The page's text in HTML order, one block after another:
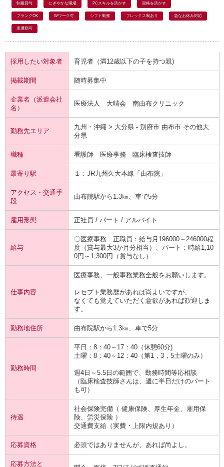
制服貸与 にぎやかな職場 PCスキルを活かす 資格を活かす
ブランクOK Wワーク可 シフト勤務 フレックス制あり 急なお休み対応
車通勤可
採用したい対象者 育児者（満12歳以下の子を持つ親)
掲載期間 随時募集中
企業名（派遣会社
名）
医療法人 大晴会 南由布クリニック
勤務先エリア
九州・沖縄 > 大分県 - 別府市 由布市 その他大
分県
職種 看護師 医療事務 臨床検査技師
最寄り駅 １：JR九州 久大本線 「由布院」
アクセス・交通手
段
由布院駅から1.3㎞、車で5分
雇用形態 正社員 / パート / アルバイト
給与
〇医療事務 正職員：給与月196000～246000程
度（賞与最大3か月分相当）、パート：時給1,10
0円～1,300円（賞与なし）
仕事内容
医療事務、一般事務業務全般をお願いします。
レセプト業務歴があれば尚よいですが、
なくても覚えていただく意欲があれば歓迎しま
す。
勤務地住所 由布院駅から1.3㎞、車で5分
勤務時間
平日：8：40～17：40（休憩60分)
土曜：8：40～12：40（第1，3，5土曜のみ）
週4日～5.5日の範囲で、勤務時間等応相談
（臨床検査技師さんは、週に半日だけのパート
も可）
待遇
社会保険完備（ 健康保険、厚生年金、雇用保
険、労災保険 ）
交通費支給（実費・上限内規あり）
応募資格 必須ではありませんが、あれば尚よし。
応募方法と